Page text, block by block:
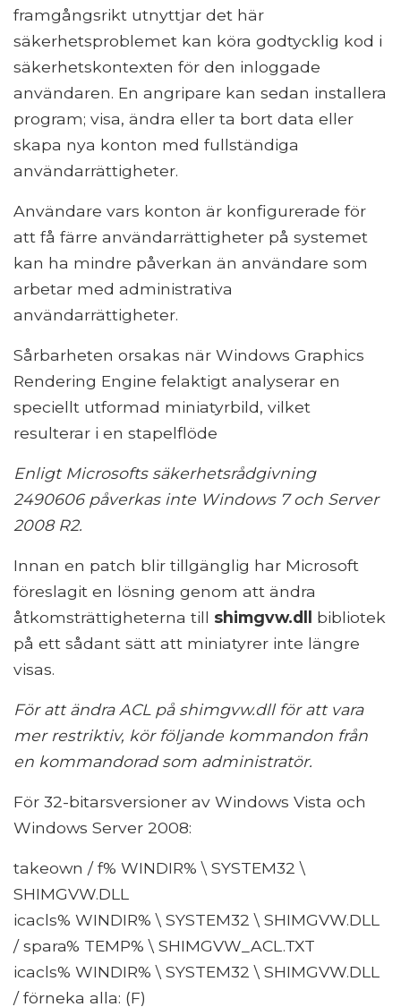
framgångsrikt utnyttjar det här
säkerhetsproblemet kan köra godtycklig kod i
säkerhetskontexten för den inloggade
användaren. En angripare kan sedan installera
program; visa, ändra eller ta bort data eller
skapa nya konton med fullständiga
användarrättigheter.
Användare vars konton är konfigurerade för
att få färre användarrättigheter på systemet
kan ha mindre påverkan än användare som
arbetar med administrativa
användarrättigheter.
Sårbarheten orsakas när Windows Graphics
Rendering Engine felaktigt analyserar en
speciellt utformad miniatyrbild, vilket
resulterar i en stapelflöde
Enligt Microsofts säkerhetsrådgivning
2490606 påverkas inte Windows 7 och Server
2008 R2.
Innan en patch blir tillgänglig har Microsoft
föreslagit en lösning genom att ändra
åtkomsträttigheterna till shimgvw.dll
bibliotek
på ett sådant sätt att miniatyrer inte längre
visas.
För att ändra ACL på shimgvw.dll för att vara
mer restriktiv, kör följande kommandon från
en kommandorad som administratör.
För 32-bitarsversioner av Windows Vista och
Windows Server 2008:
takeown / f% WINDIR% \ SYSTEM32 \
SHIMGVW.DLL
icacls% WINDIR% \ SYSTEM32 \ SHIMGVW.DLL
/ spara% TEMP% \ SHIMGVW_ACL.TXT
icacls% WINDIR% \ SYSTEM32 \ SHIMGVW.DLL
/ förneka alla: (F)